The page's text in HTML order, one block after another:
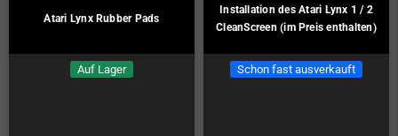
Atari Lynx Rubber Pads
Auf Lager
Installation des Atari Lynx 1 / 2
CleanScreen (im Preis enthalten)
Schon fast ausverkauft